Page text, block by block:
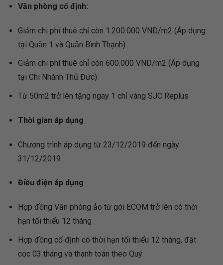
Văn phòng cố định:
Giảm chi phí thuê chỉ còn 1.200.000 VND/m2 (Áp dụng
tại Quận 1 và Quận Bình Thạnh)
Giảm chi phí thuê chỉ còn 600.000 VND/m2 (Áp dụng
tại Chi Nhánh Thủ Đức)
Từ 50m2 trở lên tặng ngay 1 chỉ vàng SJC Replus
Thời gian áp dụng
Chương trình áp dụng từ 23/12/2019 đến ngày
31/12/2019
Điều điện áp dụng
Hợp đồng Văn phòng ảo từ gói ECOM trở lên có thời
hạn tối thiểu 12 tháng
Hợp đồng cố định có thời hạn tối thiểu 12 tháng, đặt
cọc 03 tháng và thanh toán theo Quý